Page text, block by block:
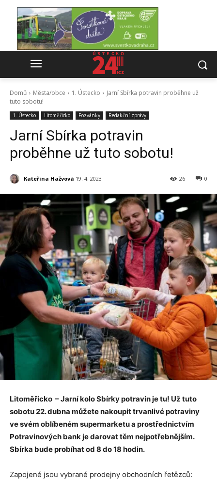
Domů Města/obce 1. Ústecko
Jarní Sbírka potravin proběhne už
tuto sobotu!
1. Ústecko Litoměřicko Pozvánky Redakční zprávy
Jarní Sbírka potravin
proběhne už tuto sobotu!
Kateřina Hažvová 19. 4. 2023 0
26
Litoměřicko – Jarní kolo Sbírky potravin je tu! Už tuto
sobotu 22. dubna můžete nakoupit trvanlivé potraviny
ve svém oblíbeném supermarketu a prostřednictvím
Potravinových bank je darovat těm nejpotřebnějším.
Sbírka bude probíhat od 8 do 18 hodin.
Zapojené jsou vybrané prodejny obchodních řetězců: